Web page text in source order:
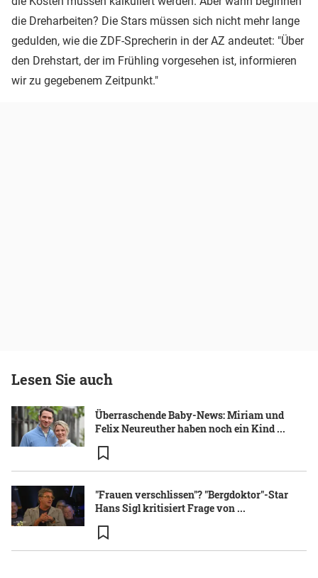
die Dreharbeiten? Die Stars müssen sich nicht mehr lange
gedulden, wie die ZDF-Sprecherin in der AZ andeutet: "Über
den Drehstart, der im Frühling vorgesehen ist, informieren
wir zu gegebenem Zeitpunkt."
Lesen Sie auch
Überraschende Baby-News: Miriam und
Felix Neureuther haben noch ein Kind ...
"Frauen verschlissen"? "Bergdoktor"-Star
Hans Sigl kritisiert Frage von ...